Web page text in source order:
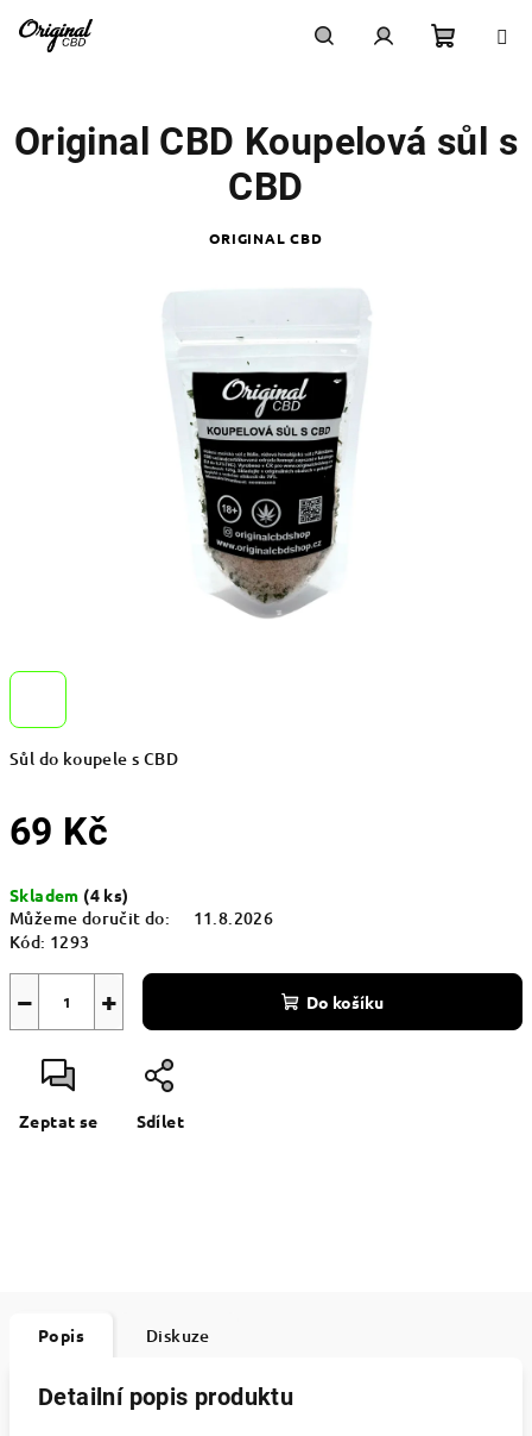
košík
Sůl do koupele s CBD
69 Kč
cena:
Skladem (4 ks)
Můžeme doručit do:
11.8.2026
Kód: 1293
+
− Do košíku
Zeptat se Sdílet
Original CBD Koupelová sůl s
CBD
ORIGINAL CBD
Popis Diskuze
Detailní popis produktu